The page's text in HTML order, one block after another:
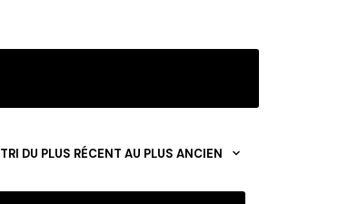
TRI DU PLUS RÉCENT AU PLUS ANCIEN